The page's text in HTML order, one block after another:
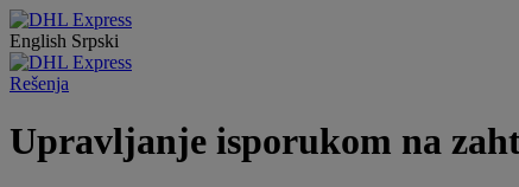
English Srpski
Rešenja
Upravljanje isporukom na